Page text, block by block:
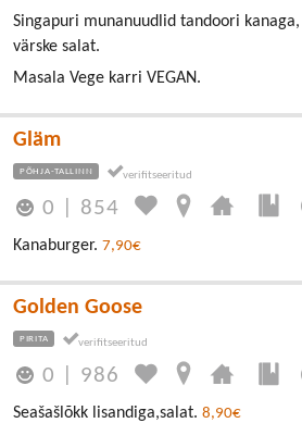
Singapuri munanuudlid tandoori
värske salat.
Masala Vege karri VEGAN.
Gläm
PÕHJA-TALLINN
0 854
Kanaburger. 7,90€
Golden Goose
PIRITA
0 986
Seašašlõkk lisandiga,salat. 8,90€